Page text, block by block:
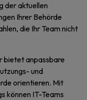
der aktuellen
Ihrer Behörde
die Ihr Team nicht
bietet anpassbare
und
orientieren. Mit
können IT-Teams